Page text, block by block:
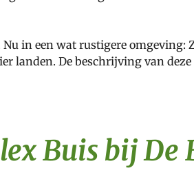
in een wat rustigere
landen. De beschrijving van
Buis bij De